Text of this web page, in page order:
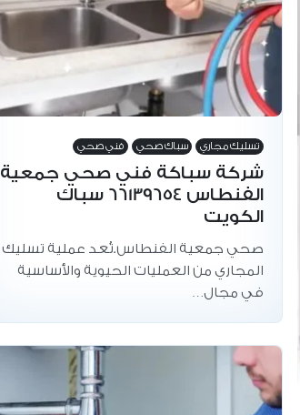
تسليك مجاري سباك صحي فني صحي
شركة سباكة فني صحي جمعية
الفنطاس 66139654 سباك
الكويت
صحي جمعية الفنطاس.تُعد عملية تسليك
المجاري من العمليات الحيوية والأساسية
في مجال…